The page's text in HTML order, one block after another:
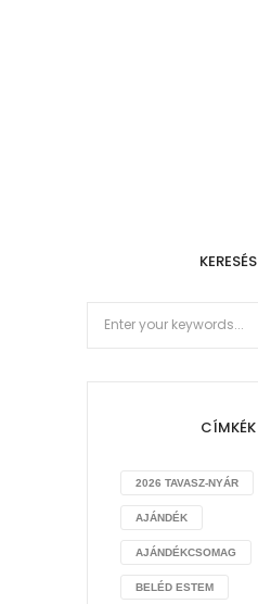
KERESÉS
CÍMKÉK
2026 TAVASZ-NYÁR
AJÁNDÉK
AJÁNDÉKCSOMAG
BELÉD ESTEM